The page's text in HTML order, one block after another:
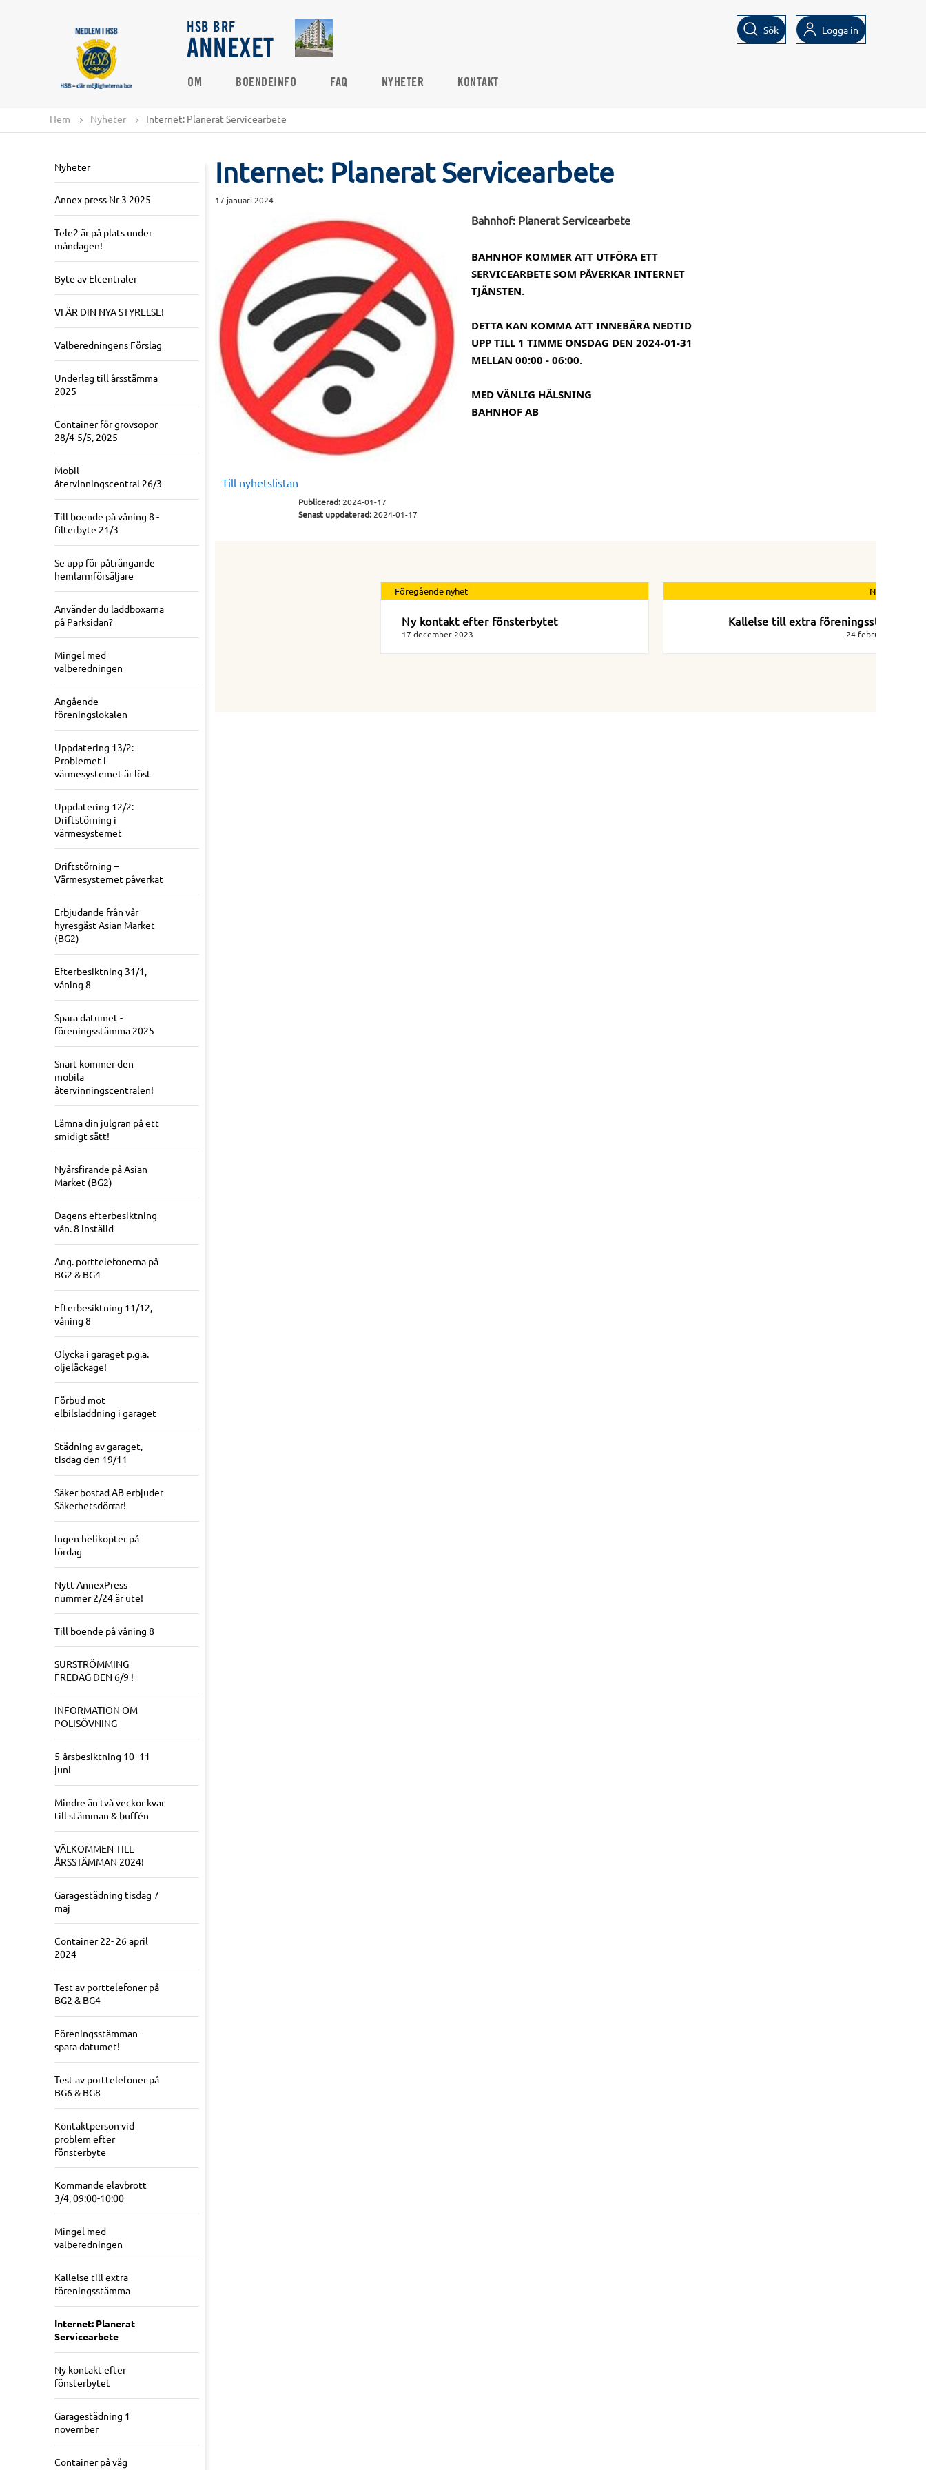
HSB BRF
ANNEXET
Sök Logga in
OM BOENDEINFO FAQ NYHETER KONTAKT
Hem Nyheter Internet: Planerat Servicearbete
Nyheter
Annex press Nr 3 2025
Tele2 är på plats under
måndagen!
Byte av Elcentraler
VI ÄR DIN NYA STYRELSE!
Valberedningens Förslag
Underlag till årsstämma
2025
Container för grovsopor
28/4-5/5, 2025
Mobil
återvinningscentral 26/3
Till boende på våning 8 -
filterbyte 21/3
Se upp för påträngande
hemlarmförsäljare
Använder du laddboxarna
på Parksidan?
Mingel med
valberedningen
Angående
föreningslokalen
Uppdatering 13/2:
Problemet i
värmesystemet är löst
Uppdatering 12/2:
Driftstörning i
värmesystemet
Driftstörning –
Värmesystemet påverkat
Erbjudande från vår
hyresgäst Asian Market
(BG2)
Efterbesiktning 31/1,
våning 8
Spara datumet -
föreningsstämma 2025
Snart kommer den
mobila
återvinningscentralen!
Lämna din julgran på ett
smidigt sätt!
Nyårsfirande på Asian
Market (BG2)
Dagens efterbesiktning
vån. 8 inställd
Ang. porttelefonerna på
BG2 & BG4
Efterbesiktning 11/12,
våning 8
Olycka i garaget p.g.a.
oljeläckage!
Förbud mot
elbilsladdning i garaget
Städning av garaget,
tisdag den 19/11
Säker bostad AB erbjuder
Säkerhetsdörrar!
Ingen helikopter på
lördag
Nytt AnnexPress
nummer 2/24 är ute!
Till boende på våning 8
SURSTRÖMMING
FREDAG DEN 6/9 !
INFORMATION OM
POLISÖVNING
5-årsbesiktning 10–11
juni
Mindre än två veckor kvar
till stämman & buffén
VÄLKOMMEN TILL
ÅRSSTÄMMAN 2024!
Garagestädning tisdag 7
maj
Container 22- 26 april
2024
Test av porttelefoner på
BG2 & BG4
Föreningsstämman -
spara datumet!
Test av porttelefoner på
BG6 & BG8
Kontaktperson vid
problem efter
fönsterbyte
Kommande elavbrott
3/4, 09:00-10:00
Mingel med
valberedningen
Kallelse till extra
föreningsstämma
Internet: Planerat
Servicearbete
Ny kontakt efter
fönsterbytet
Garagestädning 1
november
Container på väg
Internet: Planerat Servicearbete
17 januari 2024
Bahnhof: Planerat Servicearbete
BAHNHOF KOMMER ATT UTFÖRA ETT
SERVICEARBETE SOM PÅVERKAR INTERNET
TJÄNSTEN.
DETTA KAN KOMMA ATT INNEBÄRA NEDTID
UPP TILL 1 TIMME ONSDAG DEN 2024-01-31
MELLAN 00:00 - 06:00.
MED VÄNLIG HÄLSNING
BAHNHOF AB
Till nyhetslistan
Publicerad:2024-01-17
Senast uppdaterad:2024-01-17
Föregående nyhet
Ny kontakt efter fönsterbytet
17 december 2023
Nästa nyhet
Kallelse till extra föreningsstämma
24 februari 2024